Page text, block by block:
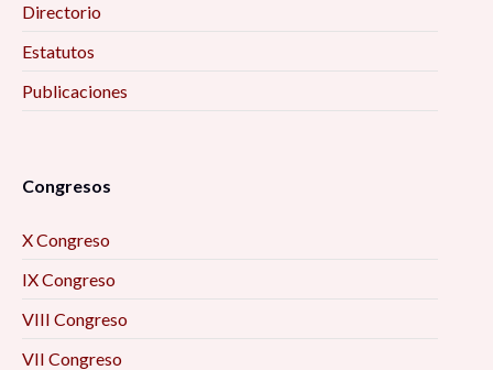
Directorio
Estatutos
Publicaciones
Congresos
X Congreso
IX Congreso
VIII Congreso
VII Congreso